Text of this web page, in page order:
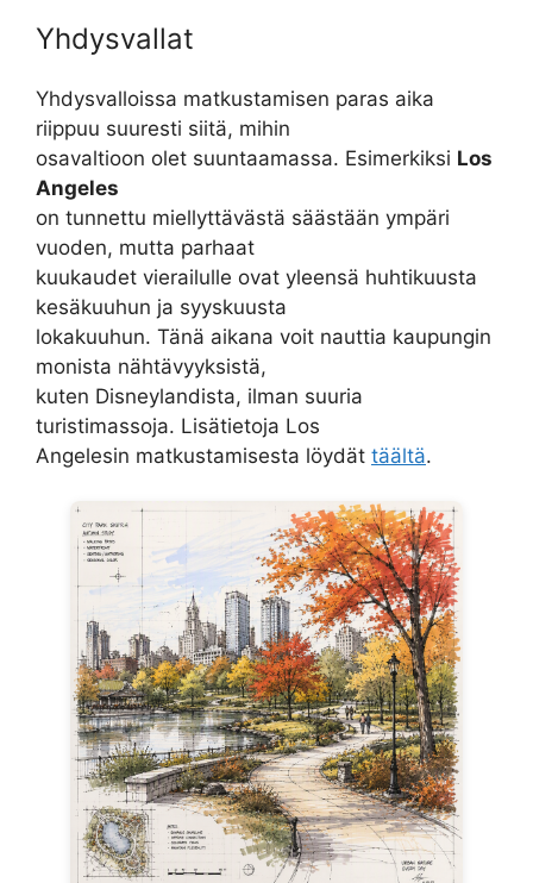
Yhdysvallat
Yhdysvalloissa matkustamisen paras aika
riippuu suuresti siitä, mihin
osavaltioon olet suuntaamassa. Esimerkiksi Los
Angeles
on tunnettu miellyttävästä säästään ympäri
vuoden, mutta parhaat
kuukaudet vierailulle ovat yleensä huhtikuusta
kesäkuuhun ja syyskuusta
lokakuuhun. Tänä aikana voit nauttia kaupungin
monista nähtävyyksistä,
kuten Disneylandista, ilman suuria
turistimassoja. Lisätietoja Los
Angelesin matkustamisesta löydät täältä.